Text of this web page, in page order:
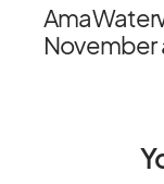
November